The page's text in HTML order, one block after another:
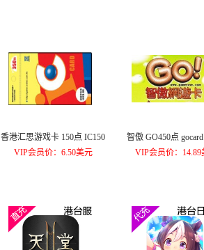
香港汇思游戏卡 150点 IC150
VIP会员价：6.50美元
智傲 GO450点
VIP会员价：14.89